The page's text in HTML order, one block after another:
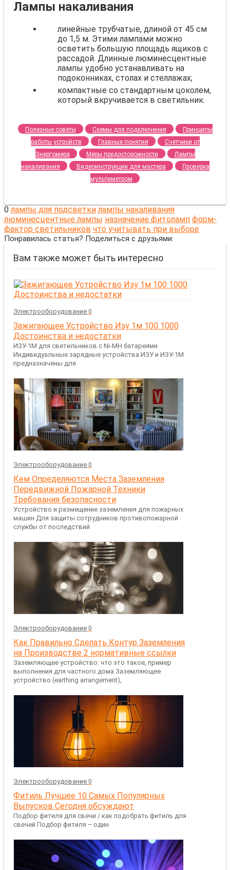
Лампы накаливания
линейные трубчатые, длиной от 45 см
до 1,5 м. Этими лампами можно
осветить большую площадь ящиков с
рассадой. Длинные люминесцентные
лампы удобно устанавливать на
подоконниках, столах и стеллажах;
компактные со стандартным цоколем,
который вкручивается в светильник.
Полезные советы Схемы для подключения
Принципы
работы устройств
Главные понятия
Счетчики от
Энергомера
Меры предосторожности
Лампы
накаливания
Видеоинструкции для мастера
Проверка
мультиметром
0 лампы для подсветки лампы накаливания
люминесцентные лампы назначение фитоламп форм-
фактор светильников что учитывать при выборе
Понравилась статья? Поделиться с друзьями:
Вам также может быть интересно
Электрооборудование 0
Зажигающее Устройство Изу 1м 100 1000
Достоинства и недостатки
ИЗУ-1М для светильников с Ni-MH батареями
Индивидуальные зарядные устройства ИЗУ и ИЗУ-1М
предназначены для
Электрооборудование 0
Кем Определяются Места Заземления
Передвижной Пожарной Техники
Требования безопасности
Устройство и размещение заземления для пожарных
машин Для защиты сотрудников противопожарной
службы от последствий
Электрооборудование 0
Как Правильно Сделать Контур Заземления
на Производстве 2 нормативные ссылки
Заземляющее устройство: что это такое, пример
выполнения для частного дома Заземляющее
устройство (earthing arrangement),
Электрооборудование 0
Фитиль Лучшее 10 Самых Популярных
Выпусков Сегодня обсуждают
Подбор фитиля для свечи / как подобрать фитиль для
свечей Подбор фитиля – один